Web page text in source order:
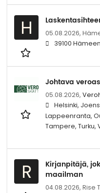
H 05.08.2026,
39100
Johtava
05.08.2026,
Helsinki,
Lappeenranta,
Tampere, Turku,
R
Kirjanpitäjä,
maailman
04.08.2026, Rise